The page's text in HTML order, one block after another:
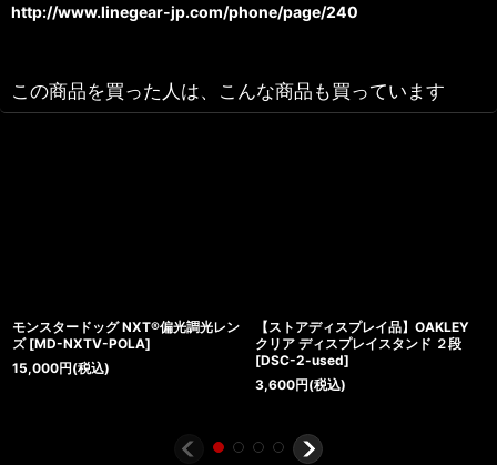
http://www.linegear-jp.com/phone/page/240
この商品を買った人は、こんな商品も買っています
モンスタードッグ NXT®偏光調光レン
ズ [MD-NXTV-POLA]
15,000円(税込)
【ストアディスプレイ品】OAKLEY
クリア ディスプレイスタンド ２段
[DSC-2-used]
3,600円(税込)